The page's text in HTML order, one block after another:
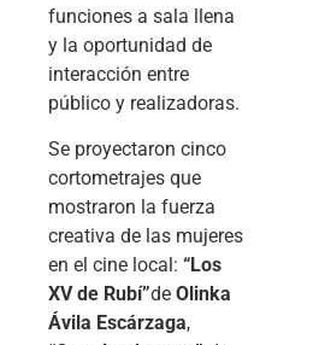
funciones a sala llena
y la oportunidad de
interacción entre
público y realizadoras.
Se proyectaron cinco
cortometrajes que
mostraron la fuerza
creativa de las mujeres
en el cine local: “Los
XV de Rubí”de Olinka
Ávila Escárzaga,